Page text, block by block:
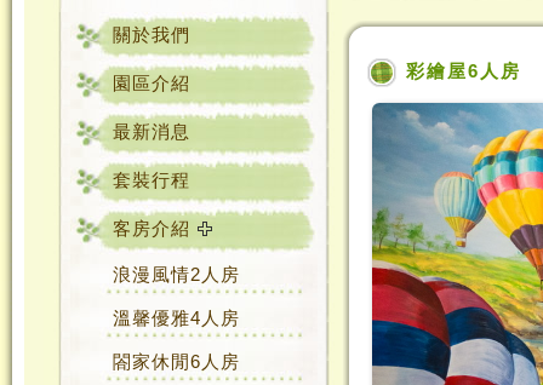
關於我們
園區介紹
最新消息
套裝行程
客房介紹
浪漫風情2人房
溫馨優雅4人房
閤家休閒6人房
彩繪屋6人房